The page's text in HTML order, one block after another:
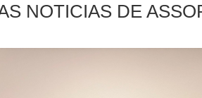
NOTICIAS DE